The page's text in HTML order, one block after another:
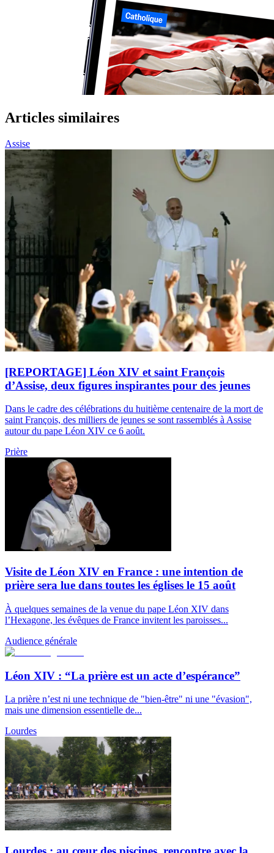
Articles similaires
Assise
[REPORTAGE] Léon XIV et saint François
d’Assise, deux figures inspirantes pour des jeunes
Dans le cadre des célébrations du huitième centenaire de la mort de
saint François, des milliers de jeunes se sont rassemblés à Assise
autour du pape Léon XIV ce 6 août.
Prière
Visite de Léon XIV en France : une intention de
prière sera lue dans toutes les églises le 15 août
À quelques semaines de la venue du pape Léon XIV dans
l’Hexagone, les évêques de France invitent les paroisses...
Audience générale
Léon XIV : “La prière est un acte d’espérance”
La prière n’est ni une technique de "bien-être" ni une "évasion",
mais une dimension essentielle de...
Lourdes